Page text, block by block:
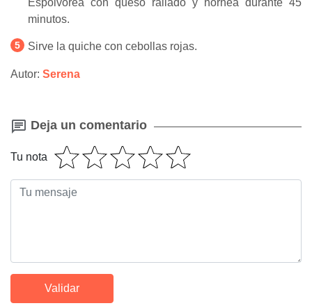
Espolvorea con queso rallado y hornea durante 45
minutos.
Sirve la quiche con cebollas rojas.
Autor: Serena
Deja un comentario
Tu nota